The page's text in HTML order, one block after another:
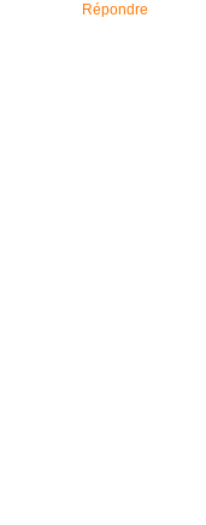
Répondre